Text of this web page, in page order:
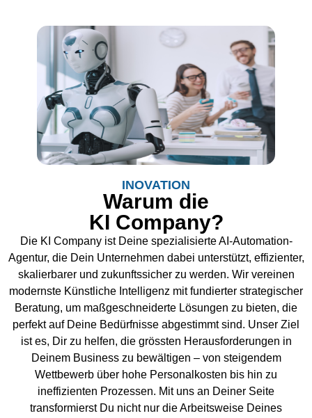
INOVATION
Warum die
KI Company?
Die KI Company ist Deine spezialisierte AI-Automation-
Agentur, die Dein Unternehmen dabei unterstützt, effizienter,
skalierbarer und zukunftssicher zu werden. Wir vereinen
modernste Künstliche Intelligenz mit fundierter strategischer
Beratung, um maßgeschneiderte Lösungen zu bieten, die
perfekt auf Deine Bedürfnisse abgestimmt sind. Unser Ziel
ist es, Dir zu helfen, die grössten Herausforderungen in
Deinem Business zu bewältigen – von steigendem
Wettbewerb über hohe Personalkosten bis hin zu
ineffizienten Prozessen. Mit uns an Deiner Seite
transformierst Du nicht nur die Arbeitsweise Deines